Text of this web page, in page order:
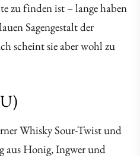
zu finden ist – lange haben
Sagengestalt der
scheint sie aber wohl zu
Whisky Sour-Twist und
aus Honig, Ingwer und